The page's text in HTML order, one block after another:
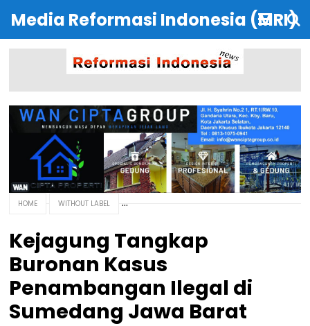
Media Reformasi Indonesia (MRI)
HOME WITHOUT LABEL
Kejagung Tangkap
Buronan Kasus
Penambangan Ilegal di
Sumedang Jawa Barat